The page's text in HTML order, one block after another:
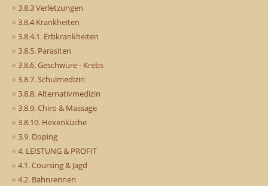
3.8.3 Verletzungen
3.8.4 Krankheiten
3.8.4.1. Erbkrankheiten
3.8.5. Parasiten
3.8.6. Geschwüre - Krebs
3.8.7. Schulmedizin
3.8.8. Alternativmedizin
3.8.9. Chiro & Massage
3.8.10. Hexenküche
3.9. Doping
4. LEISTUNG & PROFIT
4.1. Coursing & Jagd
4.2. Bahnrennen